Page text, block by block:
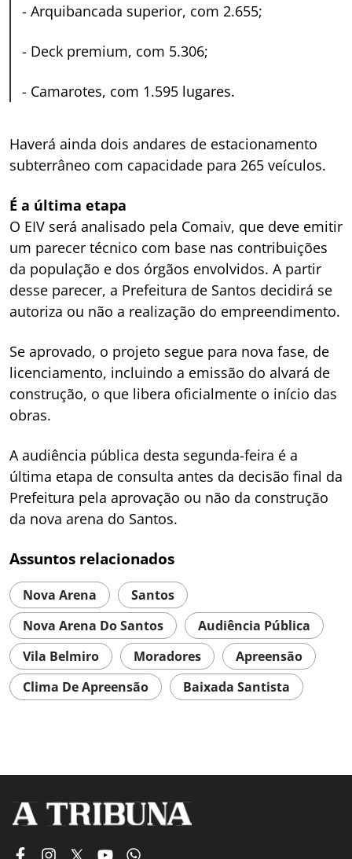
- Arquibancada superior, com 2.655;
- Deck premium, com 5.306;
- Camarotes, com 1.595 lugares.
Haverá ainda dois andares de estacionamento
subterrâneo com capacidade para 265 veículos.
É a última etapa
O EIV será analisado pela Comaiv, que deve emitir
um parecer técnico com base nas contribuições
da população e dos órgãos envolvidos. A partir
desse parecer, a Prefeitura de Santos decidirá se
autoriza ou não a realização do empreendimento.
Se aprovado, o projeto segue para nova fase, de
licenciamento, incluindo a emissão do alvará de
construção, o que libera oficialmente o início das
obras.
A audiência pública desta segunda-feira é a
última etapa de consulta antes da decisão final da
Prefeitura pela aprovação ou não da construção
da nova arena do Santos.
Assuntos relacionados
Nova Arena
Santos
Nova Arena Do Santos
Audiência Pública
Vila Belmiro
Moradores
Apreensão
Clima De Apreensão
Baixada Santista